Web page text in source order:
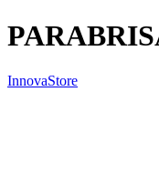
InnovaStore